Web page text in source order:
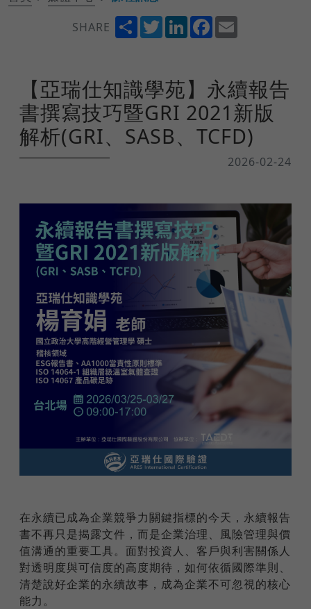
SHARE
ShareTwitterLinkedInFacebook
【亞瑞仕知識學苑】永續報告
書撰寫技巧暨GRI 2021新版
解析(GRI、SASB、TCFD)
2026-02-24
在永續已成為企業競爭力關鍵指標的今天，永續報告
書不再只是揭露文件，而是企業治理、風險管理與價
值溝通的重要工具。面對投資人、客戶與利害關係人
對透明度與可信度的高度期待，如何依循國際準則、
清楚說好企業的永續故事，成為企業不可忽視的核心
能力。